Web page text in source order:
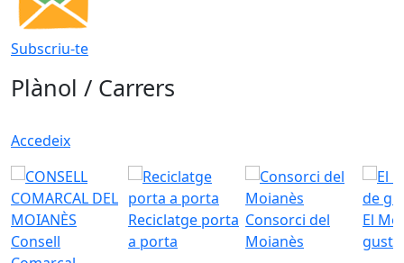
Subscriu-te
Plànol / Carrers
Accedeix
Consell
Reciclatge porta
a porta
Consorci del
Moianès
El
gust